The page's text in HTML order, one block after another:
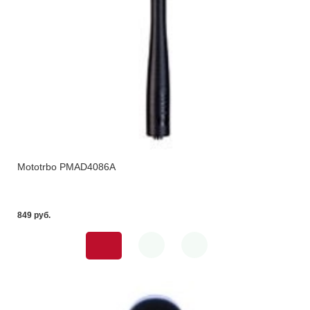
Mototrbo PMAD4086A
849 pуб.